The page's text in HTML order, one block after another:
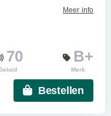
Meer info
70 B+
Merk
Bestellen